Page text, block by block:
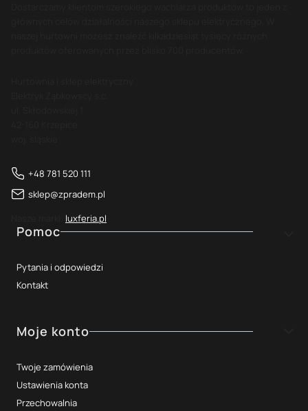
+48 781 520 111
sklep@zpradem.pl
luxferia.pl
Linki w stopce
Pomoc
Pytania i odpowiedzi
Kontakt
Moje konto
Twoje zamówienia
Ustawienia konta
Przechowalnia